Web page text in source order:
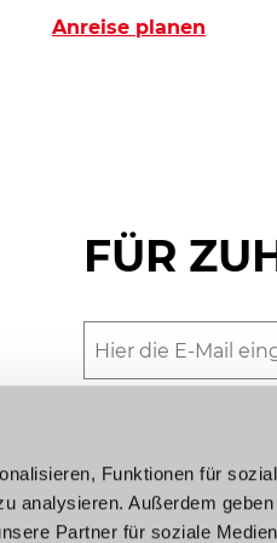
Funktionen für
analysieren. Außerdem
Partner für soziale
Anreise planen
FÜR
Jetzt anmelden